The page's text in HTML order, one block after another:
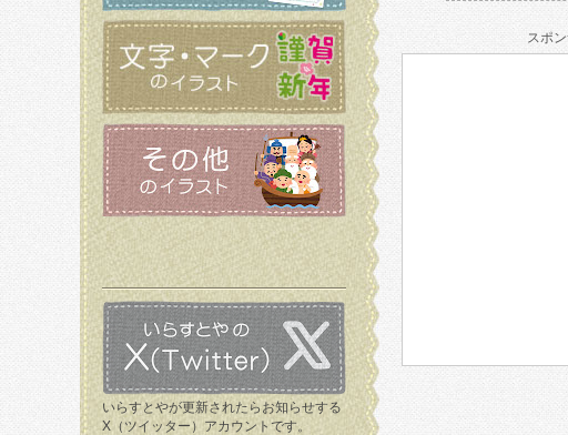
いらすとやが更新されたらお知らせする
X（ツイッター）アカウントです。
スポ